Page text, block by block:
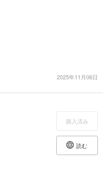
2025年11月06日
購入済み
読む